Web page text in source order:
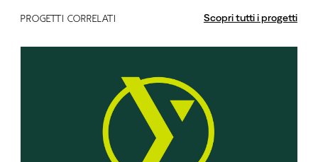
PROGETTI CORRELATI Scopri tutti i progetti